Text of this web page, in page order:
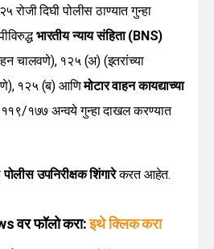
दिघी पोलीस ठाण्यात गुन्हा
भारतीय न्याय संहिता (BNS)
चालवणे), १२५ (अ) (इतरांच्या
१२५ (ब) आणिमोटार वाहन कायद्याच्या
१७७ अन्वये गुन्हा दाखल करण्यात
पोलीस उपनिरीक्षक शिंगारेकरत आहेत.
वर फॉलो करा: इथे क्लिक करा